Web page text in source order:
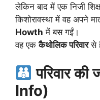
लेकिन बाद में एक निजी
किशोरावस्था में वह अपने
Howth में बस गईं।
वह एककैथोलिक परिवारसे
परिवार
Info)